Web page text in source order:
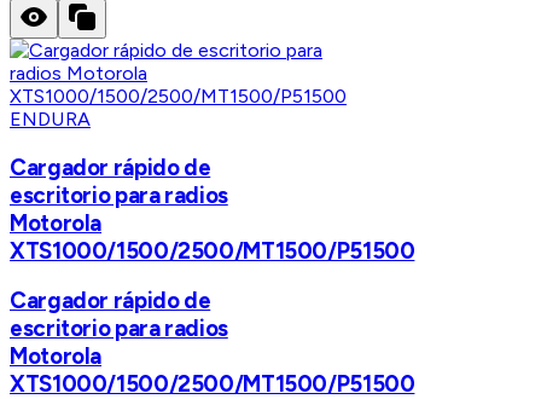
ENDURA
Cargador rápido de
escritorio para radios
Motorola
XTS1000/1500/2500/MT1500/P51500
Cargador rápido de
escritorio para radios
Motorola
XTS1000/1500/2500/MT1500/P51500